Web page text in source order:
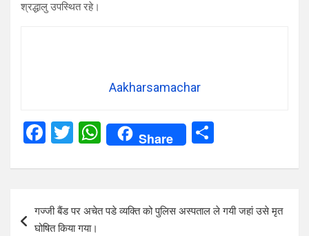
श्रद्धालु उपस्थित रहे।
Aakharsamachar
F
ce
b
o
T
tt
W
h
at
A
Share
ar
e
navigation
गज्जी बैंड पर अचेत पडे व्यक्ति को पुलिस अस्पताल ले गयी जहां उसे मृत
घोषित किया गया।